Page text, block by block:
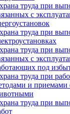
труда при
с
труда при
труда при
с
под
труда при
и приемами
труда при